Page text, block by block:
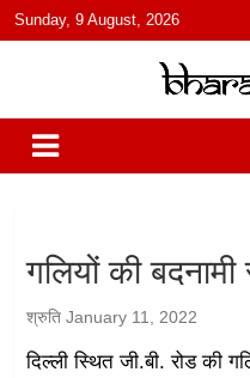
content
Sunday, 9 August, 2026
हिंदी में समाचार, विचार, ऑडियो,
India: News, Views, Info,
और पॉडकास्ट
गलियों की
श्रुति January 11, 2022
दिल्ली स्थित जी.बी. रोड की